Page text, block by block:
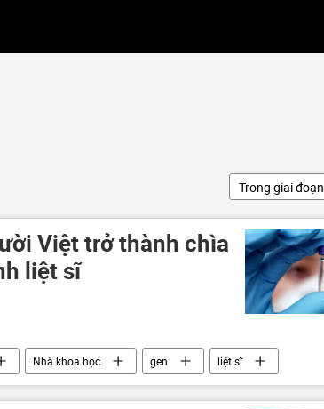
Trong giai đoạn
Việt trở thành chìa
liệt sĩ
Nhà khoa học gen
liệt sĩ
nghệ Bộ Chính Trị VN